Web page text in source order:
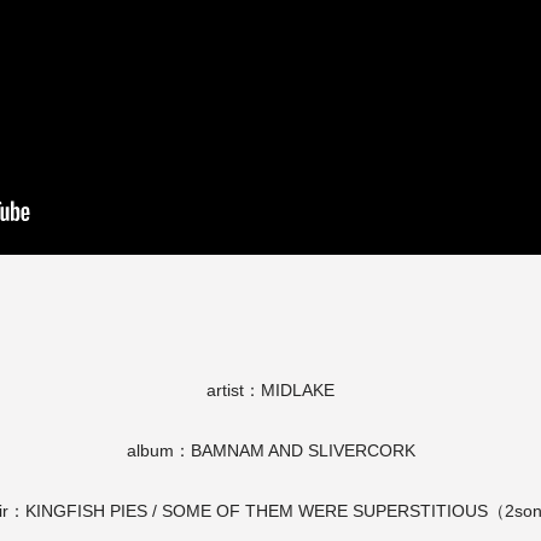
artist：MIDLAKE
album：BAMNAM AND SLIVERCORK
：KINGFISH PIES / SOME OF THEM WERE SUPERSTITIOUS（